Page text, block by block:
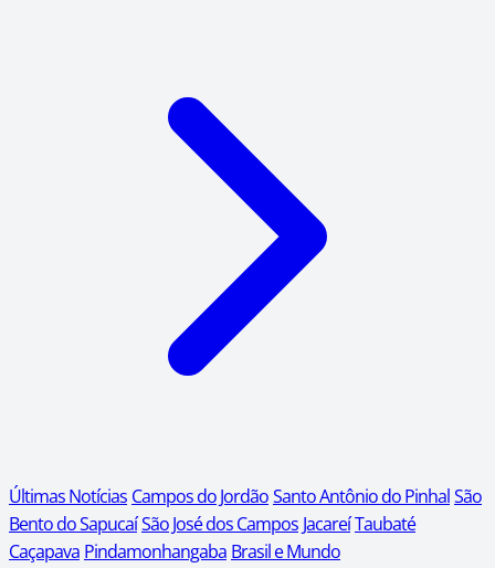
Últimas Notícias Campos do JordãoSanto Antônio do PinhalSão
Bento do SapucaíSão José dos Campos JacareíTaubaté
Caçapava Pindamonhangaba Brasil e Mundo